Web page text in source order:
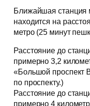
Ближайшая станция
находится на
метро (25 минут
Расстояние до
примерно 3,2
«Большой проспект
по проспекту.)
Расстояние до
примерно 4